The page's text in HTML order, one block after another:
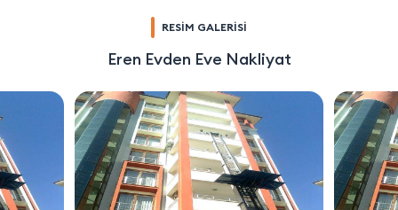
RESİM GALERİSİ
Eren Evden Eve Nakliyat